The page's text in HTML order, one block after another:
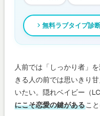
無料ラブタイプ診
人前では「しっかり者」
きる人の前では思いきり
いたい。隠れベイビー（
にこそ恋愛の鍵があるこ